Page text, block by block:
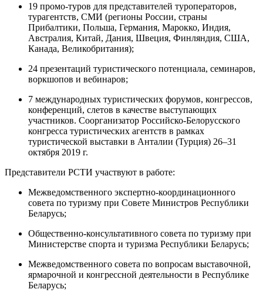
19 промо-туров для представителей туроператоров,
турагентств, СМИ (регионы России, страны
Прибалтики, Польша, Германия, Марокко, Индия,
Австралия, Китай, Дания, Швеция, Финляндия, США,
Канада, Великобритания);
24 презентаций туристического потенциала, семинаров,
воркшопов и вебинаров;
7 международных туристических форумов, конгрессов,
конференций, слетов в качестве выступающих
участников. Соорганизатор Российско-Белорусского
конгресса туристических агентств в рамках
туристической выставки в Анталии (Турция) 26–31
октября 2019 г.
Представители РСТИ участвуют в работе:
Межведомственного экспертно-координационного
совета по туризму при Совете Министров Республики
Беларусь;
Общественно-консультативного совета по туризму при
Министерстве спорта и туризма Республики Беларусь;
Межведомственного совета по вопросам выставочной,
ярмарочной и конгрессной деятельности в Республике
Беларусь;